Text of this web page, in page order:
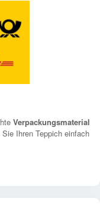
Verpackungsmaterial
Ihren Teppich einfach